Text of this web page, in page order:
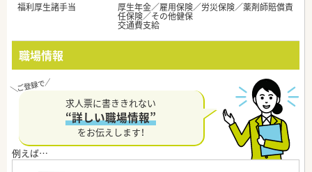
福利厚生諸手当
厚生年金／雇用保険／労災保険／薬剤師賠償責
任保険／その他健保
交通費支給
職場情報
求人票に書ききれない
“詳しい職場情報”
をお伝えします！